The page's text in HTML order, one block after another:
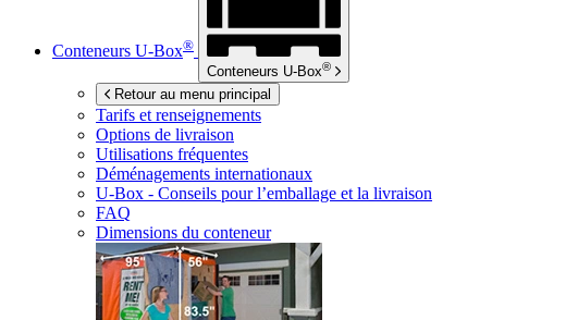
Conteneurs U-Box®
Conteneurs U-Box®
Retour au menu principal
Tarifs et renseignements
Options de livraison
Utilisations fréquentes
Déménagements internationaux
U-Box - Conseils pour l’emballage et la livraison
FAQ
Dimensions du conteneur